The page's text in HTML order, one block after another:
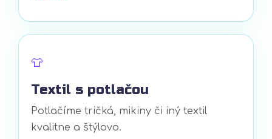
👕
Textil s potlačou
Potlačíme tričká, mikiny či iný textil
kvalitne a štýlovo.